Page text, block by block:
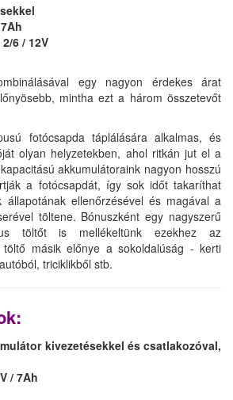
6 / 12V
egy nagyon érdekes árat
mintha ezt a három összetevőt
fotócsapda táplálására alkalmas, és
olyan helyzetekben, ahol ritkán jut el a
akkumulátoraink nagyon hosszú
a fotócsapdát, így sok időt takaríthat
ellenőrzésével és magával a
töltene. Bónuszként egy nagyszerű
töltőt is mellékeltünk ezekhez az
töltő másik előnye a sokoldalúság - kerti
triciklikből stb.
kivezetésekkel és csatlakozóval,
/ 7Ah